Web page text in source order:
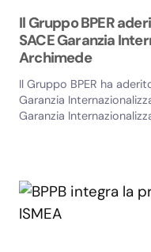
Il Gruppo BPER
SACE Garanzia
Archimede
Il Gruppo BPER ha
Garanzia
Garanzia